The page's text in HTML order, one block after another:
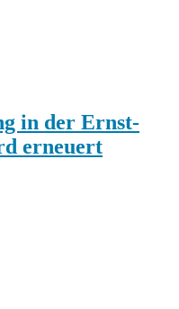
in der Ernst-
erneuert